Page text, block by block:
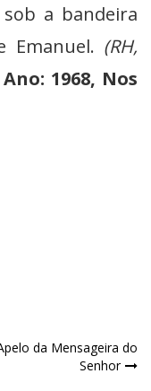
a bandeira
Emanuel. (RH,
1968, Nos
da Mensageira do
Senhor